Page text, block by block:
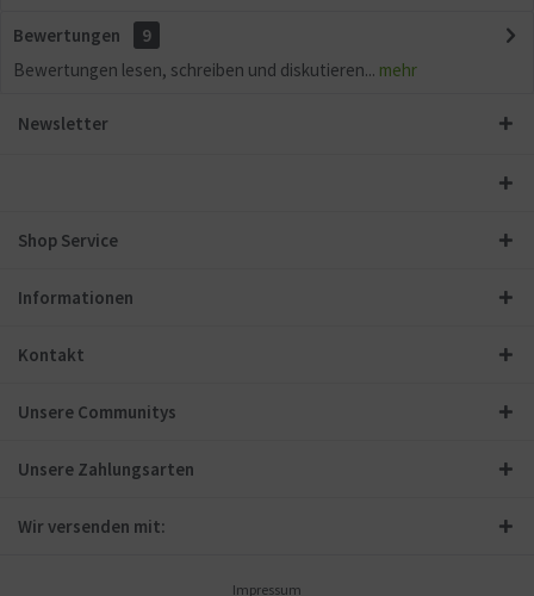
Bewertungen
9
Bewertungen lesen, schreiben und diskutieren... mehr
Newsletter
Shop Service
Informationen
Kontakt
Unsere Communitys
Unsere Zahlungsarten
Wir versenden mit:
Impressum